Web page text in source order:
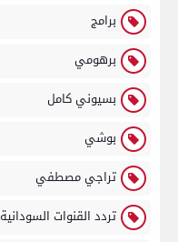
برامج
برهومي
بسيوني كامل
بوشي
تراجي مصطفي
تردد القنوات السودانية 2019